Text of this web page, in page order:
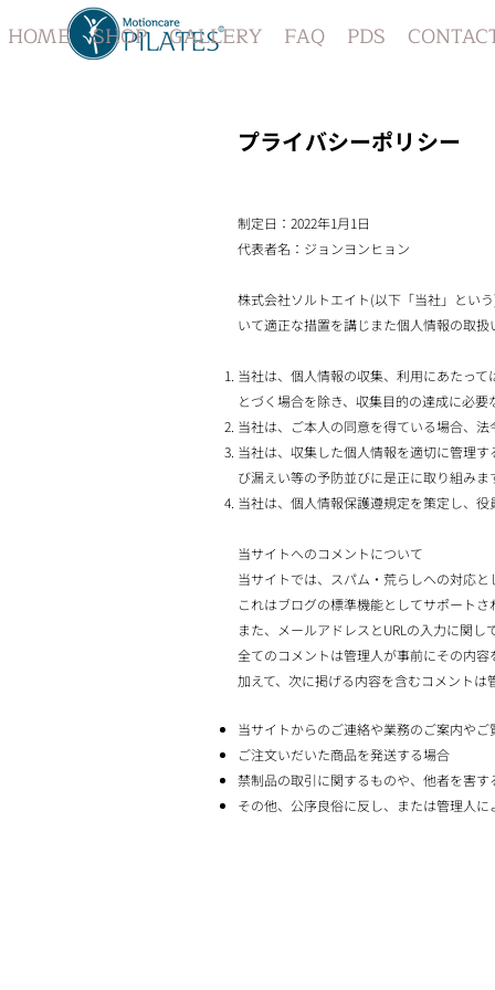
HOME SHOP GALLERY FAQ PDS
プライバシーポリシー
制定日：2022年1月1日
代表者名：ジョンヨンヒョン
株式会社ソルトエイト(以下「当社」とい
いて適正な措置を講じまた個人情報の取
当社は、個人情報の収集、利用にあたっ
とづく場合を除き、収集目的の達成に必
当社は、ご本人の同意を得ている場合、
当社は、収集した個人情報を適切に管理
び漏えい等の予防並びに是正に取り組みま
当社は、個人情報保護遵規定を策定し、
当サイトへのコメントについて
当サイトでは、スパム・荒らしへの対応
これはブログの標準機能としてサポート
また、メールアドレスとURLの入力に関し
全てのコメントは管理人が事前にその内
加えて、次に掲げる内容を含むコメント
当サイトからのご連絡や業務のご案内や
ご注文いだいた商品を発送する場合
禁制品の取引に関するものや、他者を害
その他、公序良俗に反し、または管理人